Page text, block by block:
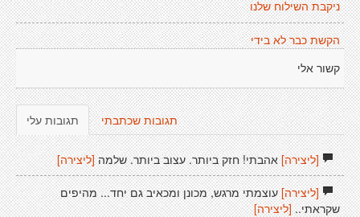
ניקבת השילוח שלנו
הקשת כבר לא בידי
קשור אלי
תגובות עלי תגובות שכתבתי
[ליצירה]אהבתי! חזק ביותר. עצוב ביותר. שלמה [ליצירה]
[ליצירה]עוצמתי מרגש, מכונן ומכאיב גם יחד... מהיפים
שקראתי..[ליצירה]